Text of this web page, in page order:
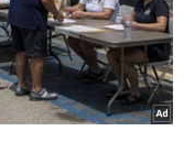
#vùng trồng cam